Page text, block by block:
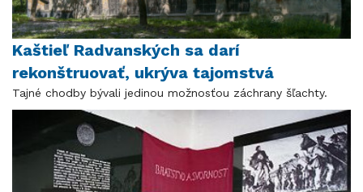
Kaštieľ Radvanských sa darí
rekonštruovať, ukrýva tajomstvá
Tajné chodby bývali jedinou možnosťou záchrany šľachty.